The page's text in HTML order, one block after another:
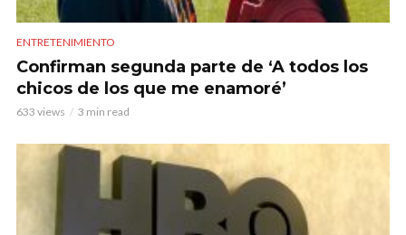
ENTRETENIMIENTO
Confirman segunda parte de ‘A todos los
chicos de los que me enamoré’
633 views 3 min read